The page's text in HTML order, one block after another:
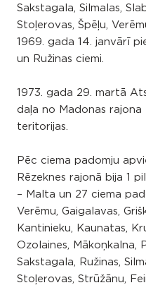
Sakstagala, Silmalas,
Stoļerovas, Špēļu,
1969. gada 14. janvārī
un Ružinas ciemi.
1973. gada 29. martā
daļa no Madonas rajona
teritorijas.
Pēc ciema padomju
Rēzeknes rajonā bija 1
– Malta un 27 ciema
Verēmu, Gaigalavas,
Kantinieku, Kaunatas,
Ozolaines, Mākoņkalna,
Sakstagala, Ružinas,
Stoļerovas, Strūžānu,